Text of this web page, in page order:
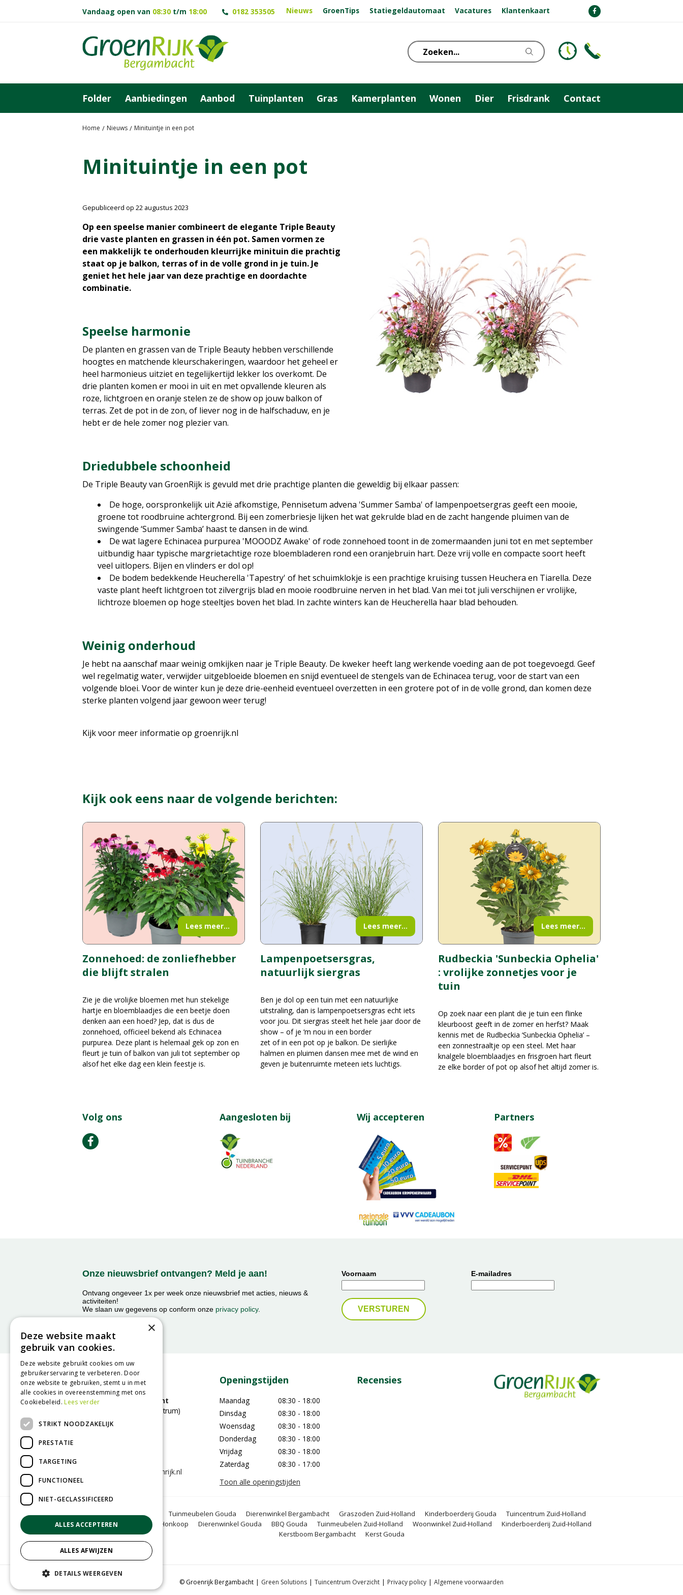
t
Home Nieuws Minituintje in een pot
Vandaag open van 08:30 t/m 18:00 0182 353505 Nieuws GroenTips Statiegeldautomaat Vacatures Klantenkaart
Folder Aanbiedingen Aanbod Tuinplanten Gras Kamerplanten Wonen Dier Frisdrank Contact
Minituintje in een pot
Gepubliceerd op 22 augustus 2023
Op een speelse manier combineert de elegante Triple Beauty
drie vaste planten en grassen in één pot. Samen vormen ze
een makkelijk te onderhouden kleurrijke minituin die prachtig
staat op je balkon, terras of in de volle grond in je tuin. Je
geniet het hele jaar van deze prachtige en doordachte
combinatie.
Speelse harmonie
De planten en grassen van de Triple Beauty hebben verschillende
hoogtes en matchende kleurschakeringen, waardoor het geheel er
heel harmonieus uitziet en tegelijkertijd lekker los overkomt. De
drie planten komen er mooi in uit en met opvallende kleuren als
roze, lichtgroen en oranje stelen ze de show op jouw balkon of
terras. Zet de pot in de zon, of liever nog in de halfschaduw, en je
hebt er de hele zomer nog plezier van.
Driedubbele schoonheid
De Triple Beauty van GroenRijk is gevuld met drie prachtige planten die geweldig bij elkaar passen:
De hoge, oorspronkelijk uit Azië afkomstige, Pennisetum advena 'Summer Samba' of lampenpoetsergras geeft een mooie,
groene tot roodbruine achtergrond. Bij een zomerbriesje lijken het wat gekrulde blad en de zacht hangende pluimen van de
swingende ‘Summer Samba’ haast te dansen in de wind.
De wat lagere Echinacea purpurea 'MOOODZ Awake' of rode zonnehoed toont in de zomermaanden juni tot en met september
uitbundig haar typische margrietachtige roze bloembladeren rond een oranjebruin hart. Deze vrij volle en compacte soort heeft
veel uitlopers. Bijen en vlinders er dol op!
De bodem bedekkende Heucherella 'Tapestry' of het schuimklokje is een prachtige kruising tussen Heuchera en Tiarella. Deze
vaste plant heeft lichtgroen tot zilvergrijs blad en mooie roodbruine nerven in het blad. Van mei tot juli verschijnen er vrolijke,
lichtroze bloemen op hoge steeltjes boven het blad. In zachte winters kan de Heucherella haar blad behouden.
Weinig onderhoud
Je hebt na aanschaf maar weinig omkijken naar je Triple Beauty. De kweker heeft lang werkende voeding aan de pot toegevoegd. Geef
wel regelmatig water, verwijder uitgebloeide bloemen en snijd eventueel de stengels van de Echinacea terug, voor de start van een
volgende bloei. Voor de winter kun je deze drie-eenheid eventueel overzetten in een grotere pot of in de volle grond, dan komen deze
sterke planten volgend jaar gewoon weer terug!
Kijk voor meer informatie op groenrijk.nl
Kijk ook eens naar de volgende berichten:
Zonnehoed: de zonliefhebber
die blijft stralen
Zie je die vrolijke bloemen met hun stekelige
hartje en bloemblaadjes die een beetje doen
denken aan een hoed? Jep, dat is dus de
zonnehoed, officieel bekend als Echinacea
purpurea. Deze plant is helemaal gek op zon en
fleurt je tuin of balkon van juli tot september op
alsof het elke dag een klein feestje is.
Lees meer...
Lampenpoetsersgras,
natuurlijk siergras
Ben je dol op een tuin met een natuurlijke
uitstraling, dan is lampenpoetsersgras echt iets
voor jou. Dit siergras steelt het hele jaar door de
show – of je ‘m nou in een border
zet of in een pot op je balkon. De sierlijke
halmen en pluimen dansen mee met de wind en
geven je buitenruimte meteen iets luchtigs.
Lees meer...
Rudbeckia 'Sunbeckia Ophelia'
: vrolijke zonnetjes voor je
tuin
Op zoek naar een plant die je tuin een flinke
kleurboost geeft in de zomer en herfst? Maak
kennis met de Rudbeckia ‘Sunbeckia Ophelia’ –
een zonnestraaltje op een steel. Met haar
knalgele bloemblaadjes en frisgroen hart fleurt
ze elke border of pot op alsof het altijd zomer is.
Lees meer...
Volg ons Aangesloten bij Wij accepteren Partners
Onze nieuwsbrief ontvangen? Meld je aan!
Ontvang ongeveer 1x per week onze nieuwsbrief met acties, nieuws &
activiteiten!
We slaan uw gegevens op conform onze privacy policy.
Voornaam E-mailadres
Contact
GroenRijk Bergambacht
(voorheen Stouts tuincentrum)
Benedenberg 21A
info@bergambacht.groenrijk.nl
Openingstijden
Maandag
08:30 - 18:00
Dinsdag
08:30 - 18:00
Woensdag
08:30 - 18:00
Donderdag
08:30 - 18:00
Vrijdag
08:30 - 18:00
Zaterdag
08:30 - 17:00
Toon alle openingstijden
Recensies
Tuincentrum Gouda Tuinmeubelen Gouda Dierenwinkel Bergambacht Graszoden Zuid-Holland Kinderboerderij Gouda
Tuincentrum Zuid-Holland
Oranjeband zaden
Honkoop Dierenwinkel Gouda BBQ Gouda Tuinmeubelen Zuid-Holland Woonwinkel Zuid-Holland
Kinderboerderij Zuid-Holland
Kerstboom Bergambacht
Kerst Gouda
© Groenrijk Bergambacht Green Solutions Tuincentrum Overzicht Privacy policy Algemene voorwaarden
×
Deze website maakt
gebruik van cookies.
Deze website gebruikt cookies om uw
gebruikerservaring te verbeteren. Door
onze website te gebruiken, stemt u in met
alle cookies in overeenstemming met ons
Cookiebeleid.Lees verder
STRIKT NOODZAKELIJK
PRESTATIE
TARGETING
FUNCTIONEEL
NIET-GECLASSIFICEERD
ALLES ACCEPTEREN
ALLES AFWIJZEN
DETAILS WEERGEVEN